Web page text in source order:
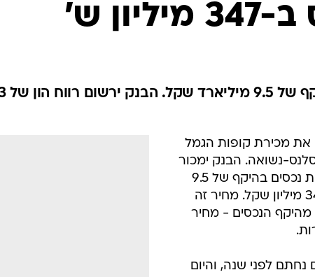
ש'
את מכירת קופות הגמל
נשואה. הבנק ימכור
את קופות הגמל המנהלות נכסים בהיקף של 9.5
מיליארד שקל תמורת 347 מיליון שקל. מחיר זה
מגלם תמורה של 3.66% מהיקף הנכסים - מחיר
נחתם לפני שנה, והיום